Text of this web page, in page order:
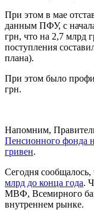
При этом в мае
данным ПФУ, с
грн, что на 2,7 млрд
поступления
плана).
При этом было
грн.
Напомним,
Пенсионного фонда
гривен.
Сегодня сообщалось,
млрд до конца года.
МВФ, Всемирного
внутреннем рынке.